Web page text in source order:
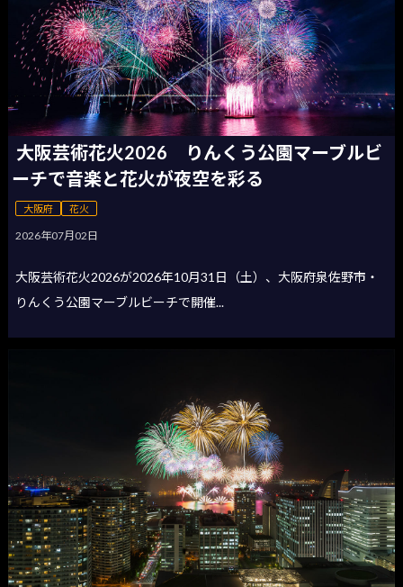
大阪芸術花火2026 りんくう公園マーブルビ
ーチで音楽と花火が夜空を彩る
大阪府 花火
2026年07月02日
大阪芸術花火2026が2026年10月31日（土）、大阪府泉佐野市・
りんくう公園マーブルビーチで開催...